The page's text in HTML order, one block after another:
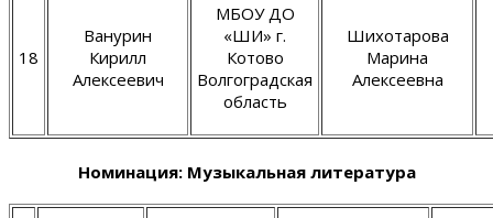
18
Ванурин
Кирилл
Алексеевич
МБОУ ДО
«ШИ» г.
Котово
Волгоградская
область
Шихотарова
Марина
Алексеевна
Номинация: Музыкальная литература